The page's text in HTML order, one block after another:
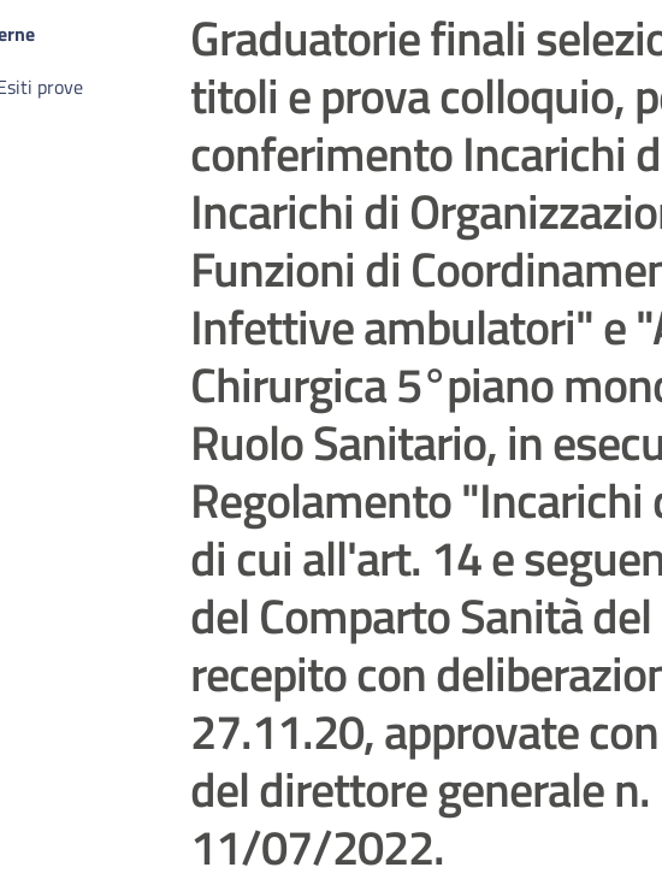
prove
Graduatorie finali
titoli e prova colloquio,
conferimento Incarichi
Incarichi di
Funzioni di
Infettive ambulatori" e
Chirurgica 5°piano
Ruolo Sanitario, in
Regolamento
di cui all'art. 14 e
del Comparto Sanità
recepito con
27.11.20, approvate
del direttore generale
11/07/2022.